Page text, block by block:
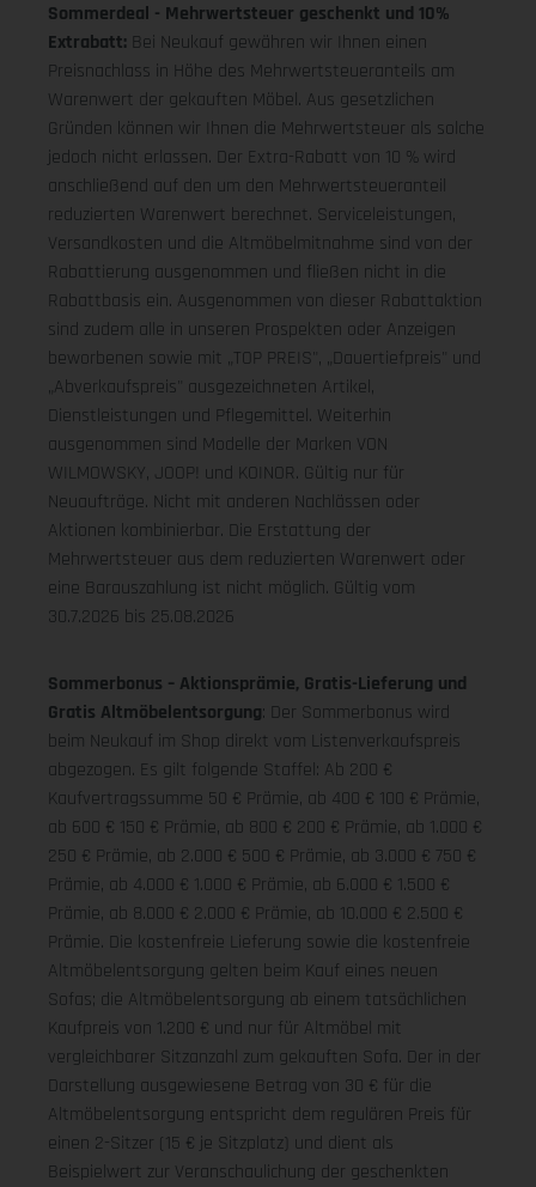
Sommerdeal - Mehrwertsteuer geschenkt und 10%
Extrabatt: Bei Neukauf gewähren wir Ihnen einen
Preisnachlass in Höhe des Mehrwertsteueranteils am
Warenwert der gekauften Möbel. Aus gesetzlichen
Gründen können wir Ihnen die Mehrwertsteuer als solche
jedoch nicht erlassen. Der Extra-Rabatt von 10 % wird
anschließend auf den um den Mehrwertsteueranteil
reduzierten Warenwert berechnet. Serviceleistungen,
Versandkosten und die Altmöbelmitnahme sind von der
Rabattierung ausgenommen und fließen nicht in die
Rabattbasis ein. Ausgenommen von dieser Rabattaktion
sind zudem alle in unseren Prospekten oder Anzeigen
beworbenen sowie mit „TOP PREIS", „Dauertiefpreis" und
„Abverkaufspreis" ausgezeichneten Artikel,
Dienstleistungen und Pflegemittel. Weiterhin
ausgenommen sind Modelle der Marken VON
WILMOWSKY, JOOP! und KOINOR. Gültig nur für
Neuaufträge. Nicht mit anderen Nachlässen oder
Aktionen kombinierbar. Die Erstattung der
Mehrwertsteuer aus dem reduzierten Warenwert oder
eine Barauszahlung ist nicht möglich. Gültig vom
30.7.2026 bis 25.08.2026
Sommerbonus – Aktionsprämie, Gratis-Lieferung und
Gratis Altmöbelentsorgung: Der Sommerbonus wird
beim Neukauf im Shop direkt vom Listenverkaufspreis
abgezogen. Es gilt folgende Staffel: Ab 200 €
Kaufvertragssumme 50 € Prämie, ab 400 € 100 € Prämie,
ab 600 € 150 € Prämie, ab 800 € 200 € Prämie, ab 1.000 €
250 € Prämie, ab 2.000 € 500 € Prämie, ab 3.000 € 750 €
Prämie, ab 4.000 € 1.000 € Prämie, ab 6.000 € 1.500 €
Prämie, ab 8.000 € 2.000 € Prämie, ab 10.000 € 2.500 €
Prämie. Die kostenfreie Lieferung sowie die kostenfreie
Altmöbelentsorgung gelten beim Kauf eines neuen
Sofas; die Altmöbelentsorgung ab einem tatsächlichen
Kaufpreis von 1.200 € und nur für Altmöbel mit
vergleichbarer Sitzanzahl zum gekauften Sofa. Der in der
Darstellung ausgewiesene Betrag von 30 € für die
Altmöbelentsorgung entspricht dem regulären Preis für
einen 2-Sitzer (15 € je Sitzplatz) und dient als
Beispielwert zur Veranschaulichung der geschenkten